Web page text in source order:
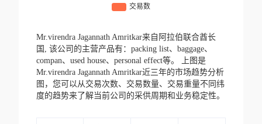
Mr.virendra Jagannath Amritkar来自阿拉伯联合酋长
国, 该公司的主营产品有：packing list、baggage、
compan、used house、personal effect等。
上图是
Mr.virendra Jagannath Amritkar近三年的市场趋势分析
图，您可以从交易次数、交易数量、交易重量不同纬
度的趋势来了解当前公司的采供周期和业务稳定性。